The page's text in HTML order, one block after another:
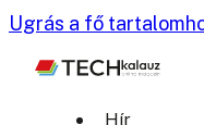
Ugrás a fő
Hír